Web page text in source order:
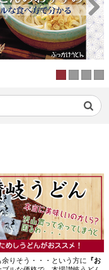
りそう・・・という方に 『お